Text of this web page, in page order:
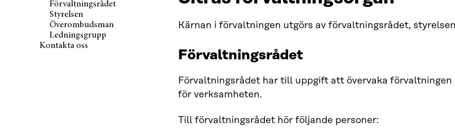
Förvaltningsrådet
Styrelsen
Överombudsman
Ledningsgrupp
Kontakta oss
Kärnan i förvaltningen utgörs av förvaltningsrådet,
Förvaltningsrådet
Förvaltningsrådet har till uppgift att övervaka
för verksamheten.
Till förvaltningsrådet hör följande personer: